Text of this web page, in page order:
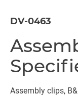
DV-0463
Assembly clips,